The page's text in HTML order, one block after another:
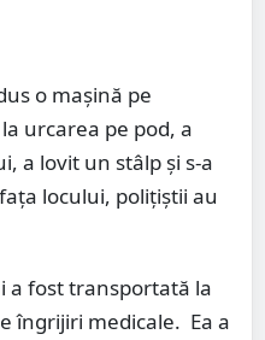
o mașină pe
urcarea pe pod, a
a lovit un stâlp și s-a
locului, polițiștii au
a fost transportată la
îngrijiri medicale. Ea a